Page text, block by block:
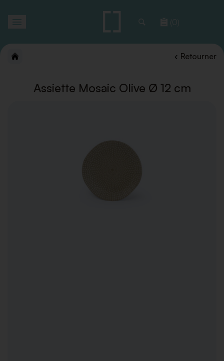
(0)
Retourner
Assiette Mosaic Olive Ø 12 cm